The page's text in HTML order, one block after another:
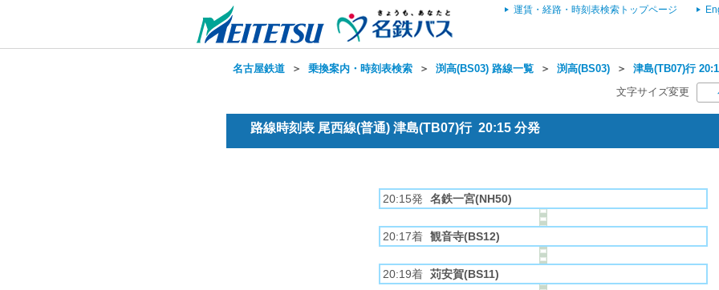
運賃・経路・時刻表検索トップページ
名古屋鉄道 ＞ 乗換案内・時刻表検索 ＞ 渕高(BS03) 路線一覧 ＞ 渕高(BS03) ＞ 津島(TB07)行
文字サイズ変更
路線時刻表 尾西線(普通) 津島(TB07)行 20:15 分発
20:15発 名鉄一宮(NH50)
20:17着 観音寺(BS12)
20:19着 苅安賀(BS11)